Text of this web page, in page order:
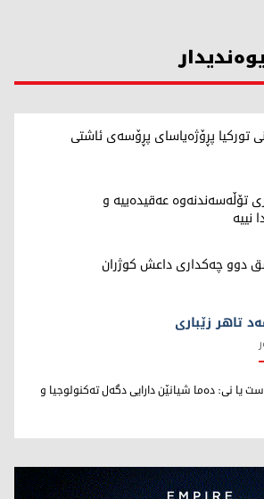
توركیا پڕۆژەیاسای پڕۆسەی ئاشتی
تۆڵەسەندنەوە عەقیدەییە و
نییە
دوو چەکداری داعش کوژران
تاهر زێبارى
یا نى: دەما شیانێن دارایى دگەل تەکنولوجیا و